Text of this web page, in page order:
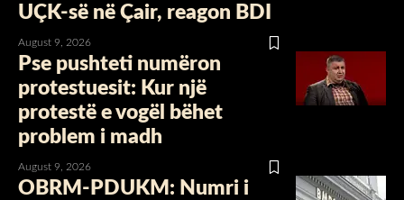
UÇK-së në Çair, reagon BDI
August 9, 2026
Pse pushteti numëron
protestuesit: Kur një
protestë e vogël bëhet
problem i madh
August 9, 2026
OBRM-PDUKM: Numri i